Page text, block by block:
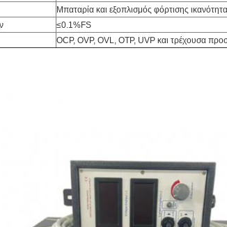
Μπαταρία και εξοπλισμός φόρτισης
≤0.1%FS
OCP, OVP, OVL, OTP, UVP και τρέχουσα